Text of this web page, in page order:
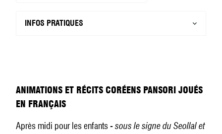
ANIMATIONS ET RÉCITS CORÉENS PANSORI JOUÉS
EN FRANÇAIS
Après midi pour les enfants -sous le signe du Seollal et
INFOS PRATIQUES